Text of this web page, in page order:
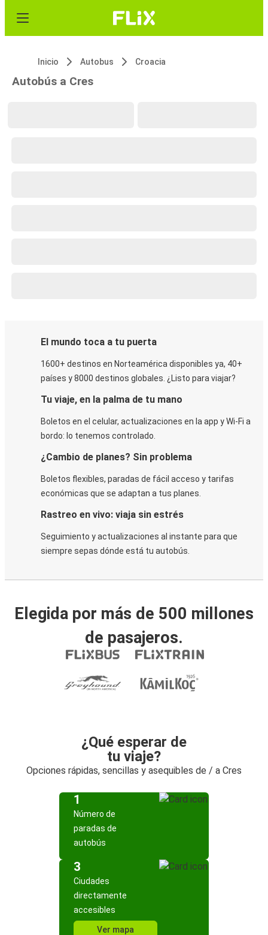
Inicio Autobus Croacia
Autobús a Cres
El mundo toca a tu puerta
1600+ destinos en Norteamérica disponibles ya, 40+
países y 8000 destinos globales. ¿Listo para viajar?
Tu viaje, en la palma de tu mano
Boletos en el celular, actualizaciones en la app y Wi-Fi a
bordo: lo tenemos controlado.
¿Cambio de planes? Sin problema
Boletos flexibles, paradas de fácil acceso y tarifas
económicas que se adaptan a tus planes.
Rastreo en vivo: viaja sin estrés
Seguimiento y actualizaciones al instante para que
siempre sepas dónde está tu autobús.
Elegida por más de 500 millones
de pasajeros.
¿Qué esperar de
tu viaje?
Opciones rápidas, sencillas y asequibles de / a Cres
1
Número de
paradas de
autobús
3
Ciudades
directamente
accesibles
Ver mapa